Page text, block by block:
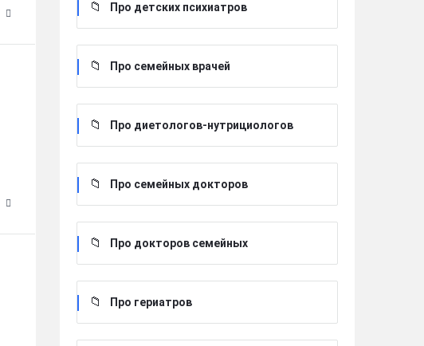
Про детских психиатров
Про семейных врачей
Про диетологов-нутрициологов
Про семейных докторов
Про докторов семейных
Про гериатров